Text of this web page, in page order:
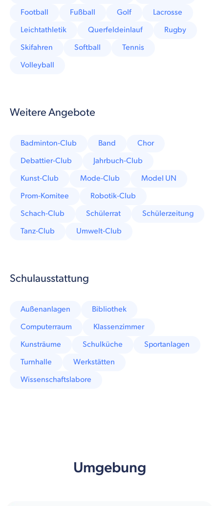
Football
Fußball Golf
Lacrosse
Leichtathletik
Querfeldeinlauf
Rugby
Skifahren
Softball
Tennis
Volleyball
Weitere Angebote
Badminton-Club Band
Chor
Debattier-Club
Jahrbuch-Club
Kunst-Club
Mode-Club
Model UN
Prom-Komitee
Robotik-Club
Schach-Club
Schülerrat
Schülerzeitung
Tanz-Club
Umwelt-Club
Schulausstattung
Außenanlagen
Bibliothek
Computerraum
Klassenzimmer
Kunsträume
Schulküche
Sportanlagen
Turnhalle
Werkstätten
Wissenschaftslabore
Umgebung